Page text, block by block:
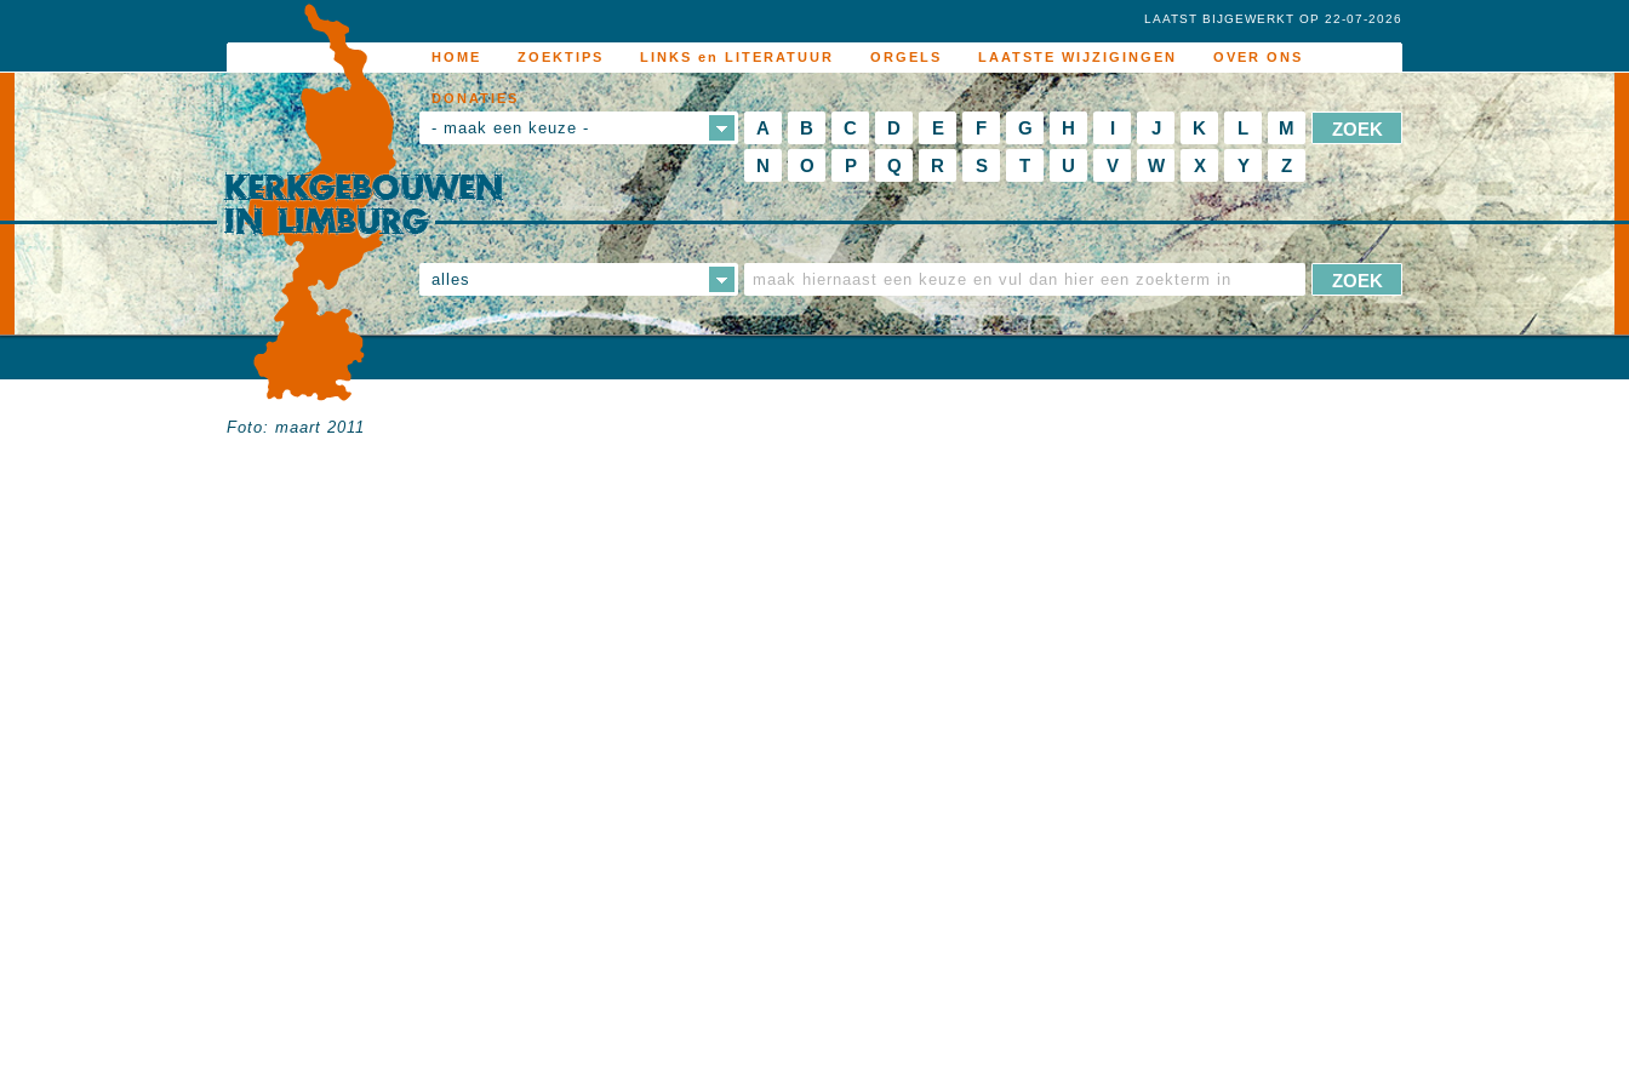
HOME ZOEKTIPS LINKS en LITERATUUR ORGELS LAATSTE WIJZIGINGEN OVER ONS
DONATIES
LAATST BIJGEWERKT OP 22-07-2026
- maak een keuze - A B C D E F G H I J K L
M
N
O P Q R S T U V W X Y Z
alles
Foto: maart 2011